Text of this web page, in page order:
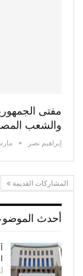
مفتى
والشعب
إبراهيم نصر مارس 18,
المشاركات القديمة
أحدث